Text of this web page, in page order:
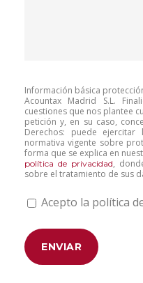
Información básica
Acountax Madrid S.L.
cuestiones que nos plantee
petición y, en su caso,
Derechos: puede
normativa vigente sobre
forma que se explica en
política de privacidad,
sobre el tratamiento de sus
Acepto la política